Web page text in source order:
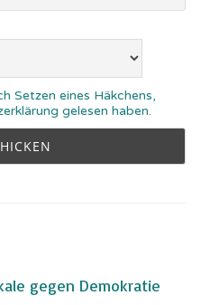
Setzen eines Häkchens,
gelesen haben.
gegen Demokratie